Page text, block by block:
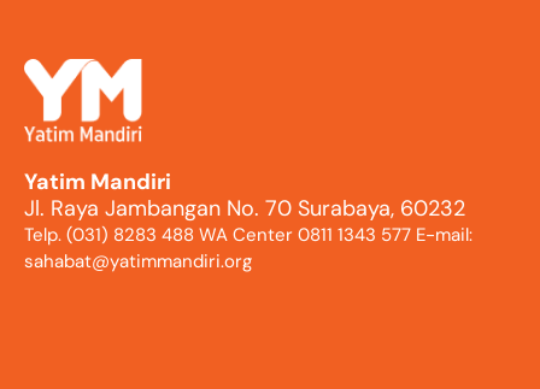
Yatim Mandiri
Jl. Raya Jambangan No. 70 Surabaya, 60232
Telp. (031) 8283 488 WA Center 0811 1343 577 E-mail:
sahabat@yatimmandiri.org